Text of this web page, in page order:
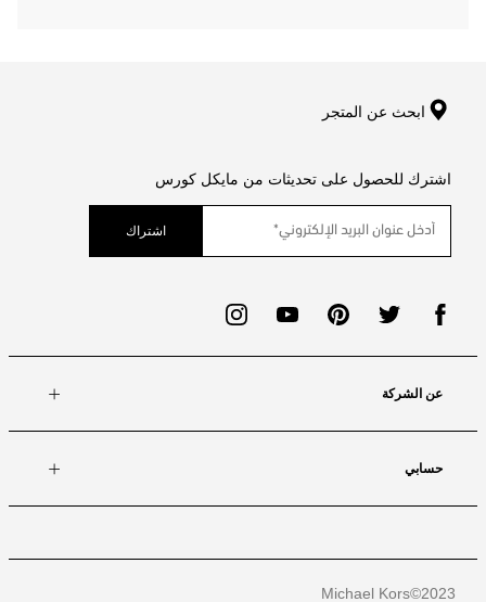
ابحث عن المتجر
اشترك للحصول على تحديثات من مايكل كورس
اشتراك
عن الشركة
حسابي
Michael Kors